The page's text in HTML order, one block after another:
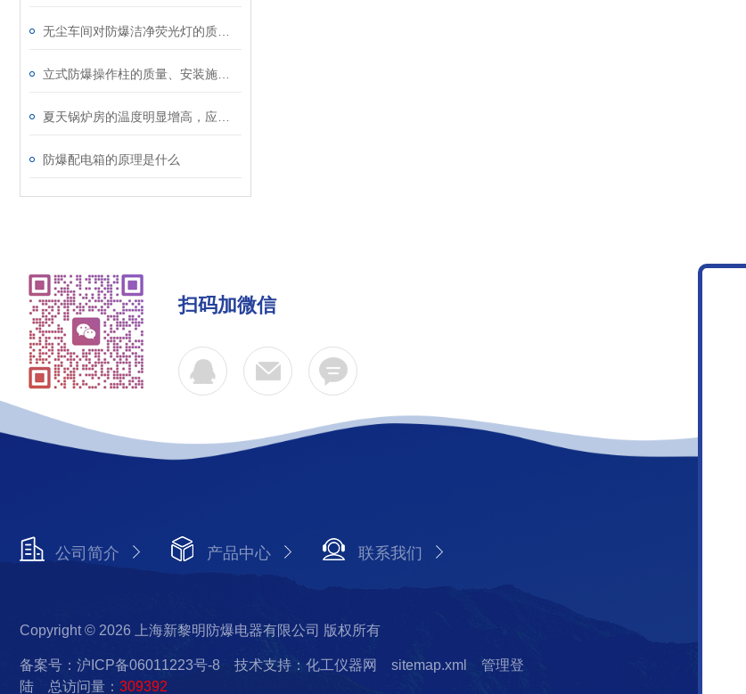
防爆配电箱的原理是什么
扫码加微信
公司简介 产品中心 联系我们
Copyright © 2026 上海新黎明防爆电器有限公司 版权所有
备案号：沪ICP备06011223号-8 技术支持：化工仪器网 sitemap.xml
管理登
陆 总访问量： 309392